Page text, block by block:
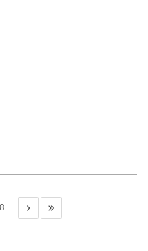
8